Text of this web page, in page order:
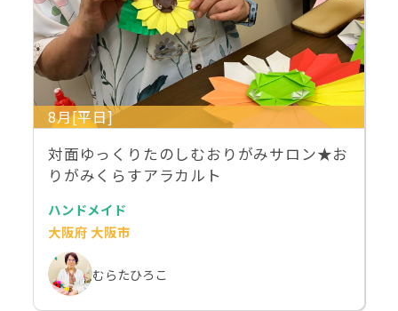
8月[平日]
対面ゆっくりたのしむおりがみサロン★お
りがみくらすアラカルト
ハンドメイド
大阪府 大阪市
むらたひろこ